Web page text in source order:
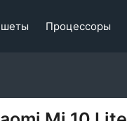
Процессоры